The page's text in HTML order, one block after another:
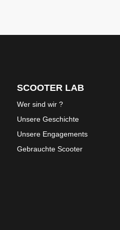
SCOOTER LAB
Wer sind wir ?
Unsere Geschichte
Unsere Engagements
Gebrauchte Scooter